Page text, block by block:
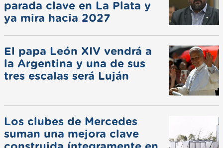
parada clave en La Plata y
ya mira hacia 2027
El papa León XIV vendrá a
la Argentina y una de sus
tres escalas será Luján
Los clubes de Mercedes
suman una mejora clave